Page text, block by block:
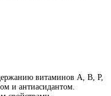
витаминов А, В, Р,
и антиасидантом.